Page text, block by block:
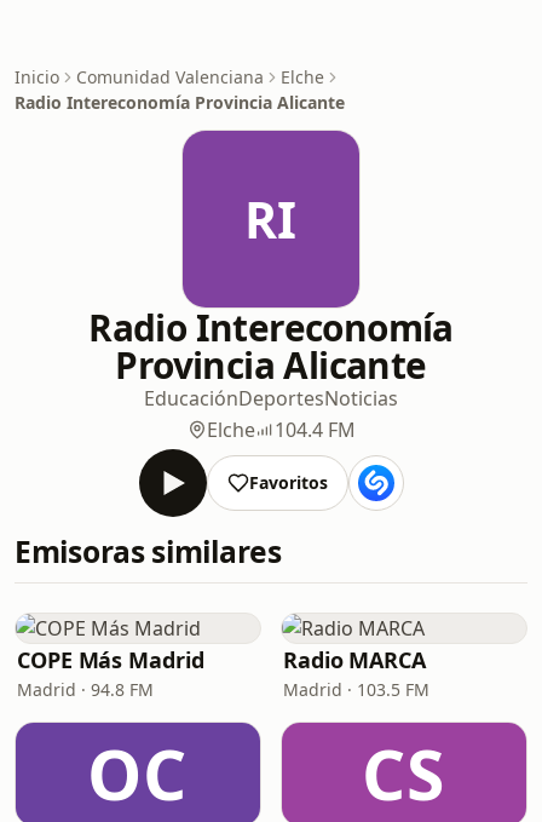
Inicio Comunidad Valenciana
Elche
Radio Intereconomía Provincia Alicante
RI
Radio Intereconomía
Provincia Alicante
EducaciónDeportesNoticias
Elche
104.4 FM
Favoritos
Emisoras similares
COPE Más Madrid
Madrid · 94.8 FM
Radio MARCA
Madrid · 103.5 FM
OC CS